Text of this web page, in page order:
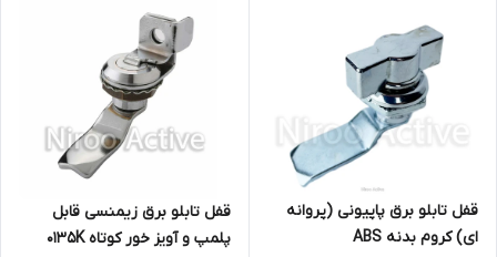
قفل تابلو برق پاپیونی (پروانه
ای) کروم بدنه ABS
قفل تابلو برق زیمنسی قابل
پلمپ و آویز خور کوتاه ۰۱۳۵K